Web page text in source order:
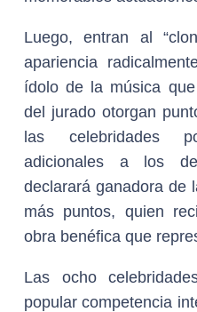
Luego, entran al
apariencia
ídolo de la música
del jurado otorgan
las celebridades
adicionales a los
declarará ganadora de
más puntos, quien
obra benéfica que
Las ocho
popular competencia